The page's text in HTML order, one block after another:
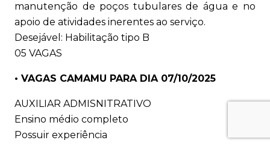
manutenção de poços tubulares de água e no
apoio de atividades inerentes ao serviço.
Desejável: Habilitação tipo B
05 VAGAS
• VAGAS CAMAMU PARA DIA 07/10/2025
AUXILIAR ADMISNITRATIVO
Ensino médio completo
Possuir experiência